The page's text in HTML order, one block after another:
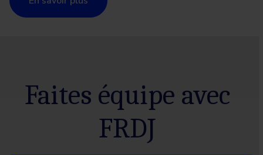
Faites équipe avec
FRDJ